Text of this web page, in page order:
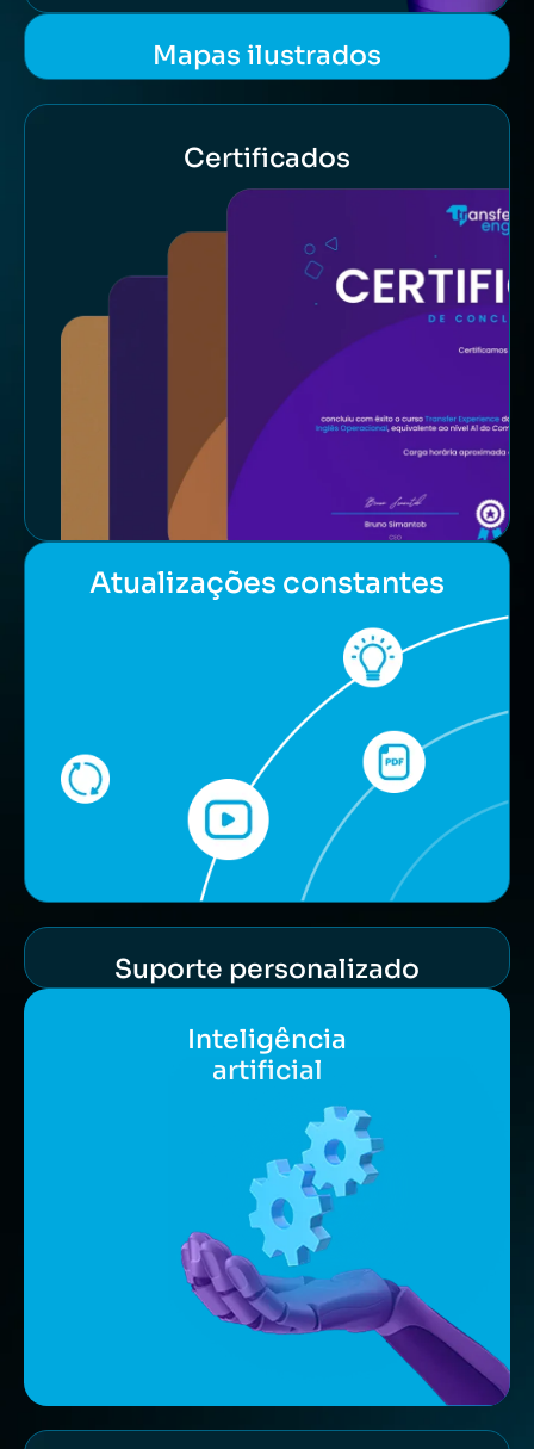
Mapas ilustrados
Certificados
Atualizações constantes
Suporte personalizado
Inteligência
artificial